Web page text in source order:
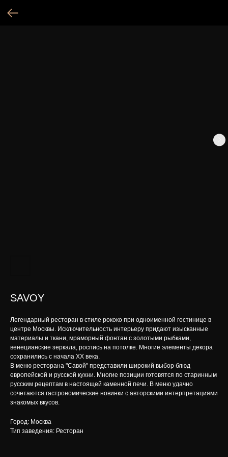
SAVOY
Легендарный ресторан в стиле рококо при одноименной гостинице в
центре Москвы. Исключительность интерьеру придают изысканные
материалы и ткани, мраморный фонтан с золотыми рыбками,
венецианские зеркала, роспись на потолке. Многие элементы декора
сохранились с начала XX века.
В меню ресторана "Савой" представили широкий выбор блюд
европейской и русской кухни. Многие позиции готовятся по старинным
русским рецептам в настоящей каменной печи. В меню удачно
сочетаются гастрономические новинки с авторскими интерпретациями
знакомых вкусов.
Город: Москва
Тип заведения: Ресторан